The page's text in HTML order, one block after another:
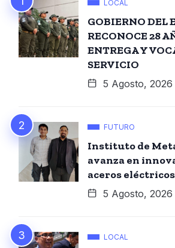
LOCAL
GOBIERNO DEL
RECONOCE 28
ENTREGA Y
SERVICIO
5 Agosto, 2026
FUTURO
Instituto de
avanza en
aceros
5 Agosto, 2026
LOCAL